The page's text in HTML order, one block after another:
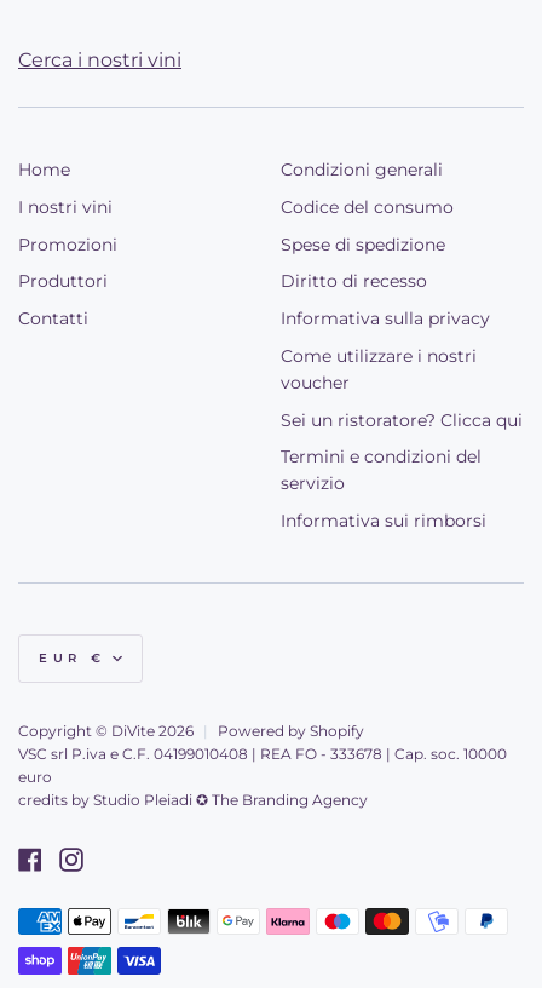
Cerca i nostri vini
Home
I nostri vini
Promozioni
Produttori
Contatti
Condizioni generali
Codice del consumo
Spese di spedizione
Diritto di recesso
Informativa sulla privacy
Come utilizzare i nostri
voucher
Sei un ristoratore? Clicca qui
Termini e condizioni del
servizio
Informativa sui rimborsi
Valuta
EUR €
Copyright © DiVite 2026 |
Powered by Shopify
VSC srl P.iva e C.F. 04199010408 | REA FO - 333678 | Cap. soc. 10000
euro
credits by Studio Pleiadi ✪ The Branding Agency
Metodi
di
American
express
Apple
pay
Bancontact